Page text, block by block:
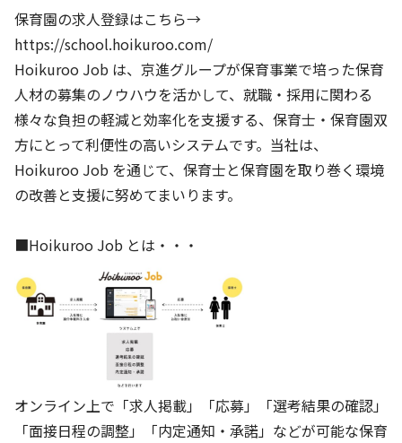
お客様相談センター
メッセージアーカイブス
保育園の求人登録はこちら→
https://school.hoikuroo.com/
Hoikuroo Job は、京進グループが保育事業で培った保育
人材の募集のノウハウを活かして、就職・採用に関わる
様々な負担の軽減と効率化を支援する、保育士・保育園双
方にとって利便性の高いシステムです。当社は、
Hoikuroo Job を通じて、保育士と保育園を取り巻く環境
の改善と支援に努めてまいります。
■Hoikuroo Job とは・・・
オンライン上で「求人掲載」「応募」「選考結果の確認」
「面接日程の調整」「内定通知・承諾」などが可能な保育